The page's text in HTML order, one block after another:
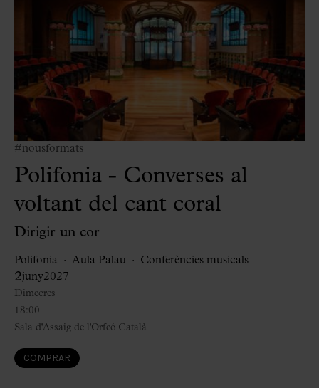
#nousformats
Polifonia - Converses al
voltant del cant coral
Dirigir un cor
Polifonia Aula Palau Conferències musicals
2juny2027
18:00
Dimecres
Sala d'Assaig de l'Orfeó Català
COMPRAR